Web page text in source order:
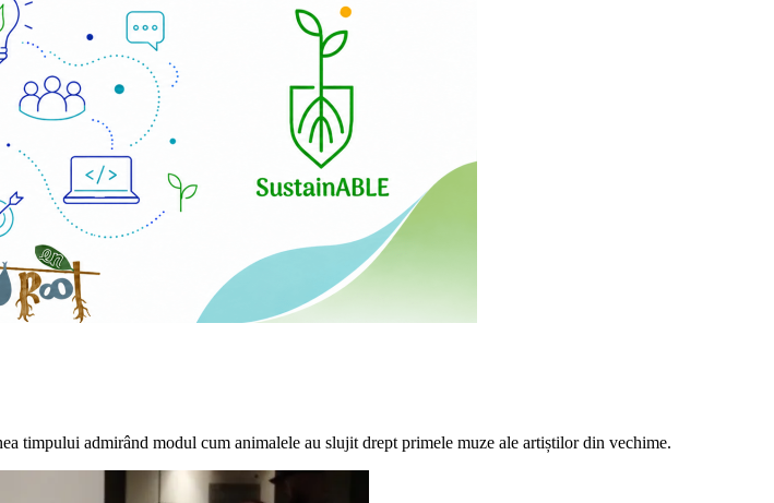
timpului admirând modul cum animalele au slujit drept primele muze ale artiștilor din vechime.